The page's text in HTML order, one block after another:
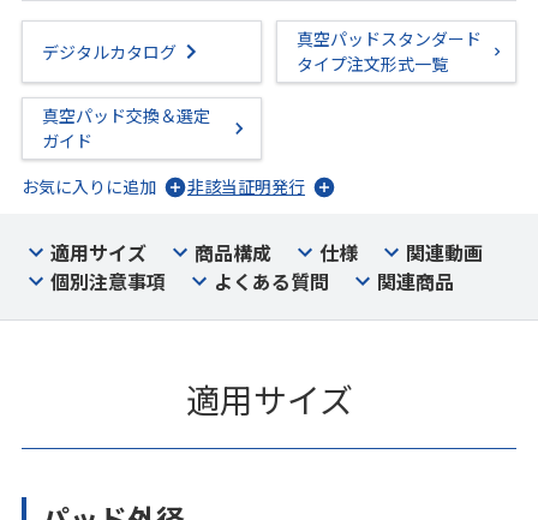
デジタルカタログ
真空パッドスタンダード
タイプ注文形式一覧
真空パッド交換＆選定
ガイド
お気に入りに追加
非該当証明発行
適用サイズ 商品構成 仕様
関連動画
個別注意事項
よくある質問 関連商品
適用サイズ